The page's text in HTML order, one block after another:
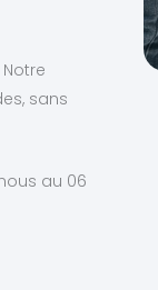
sans
au 06